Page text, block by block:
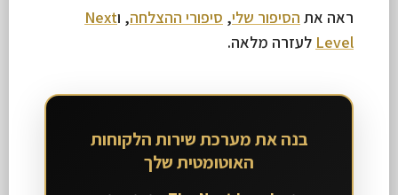
ראה את הסיפור שלי, סיפורי ההצלחה, וNext
Level לעזרה מלאה.
בנה את מערכת שירות הלקוחות
האוטומטית שלך